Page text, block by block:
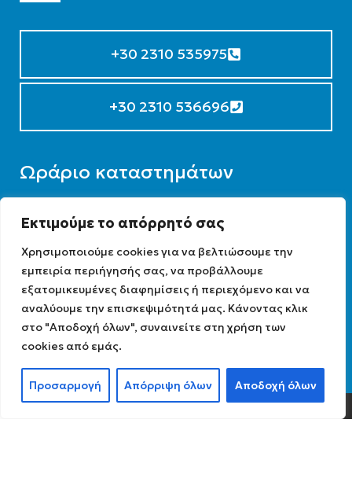
Εκτιμούμε το απόρρητό σας
Χρησιμοποιούμε cookies για να βελτιώσουμε την
εμπειρία περιήγησής σας, να προβάλλουμε
εξατομικευμένες διαφημίσεις ή περιεχόμενο και να
αναλύουμε την επισκεψιμότητά μας. Κάνοντας κλικ
στο "Αποδοχή όλων", συναινείτε στη χρήση των
cookies από εμάς.
Προσαρμογή Απόρριψη όλων Αποδοχή όλων
+30 2310 535975
+30 2310 536696
Ωράριο καταστημάτων
Για την εξυπηρέτησή σας, παρακαλούμε
επικοινωνήστε με το κατάστημα της
περιοχής σας, ώστε να ενημερωθείτε για το
ωράριο λειτουργίας του.
Ωράριο λειτουργίας : 07:30 – 16:00
0